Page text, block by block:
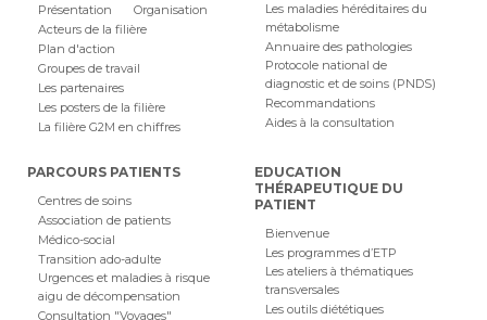
Présentation
Organisation
Acteurs de la filière
Plan d'action
Groupes de travail
Les partenaires
Les posters de la filière
La filière G2M en chiffres
Les maladies héréditaires du
métabolisme
Annuaire des pathologies
Protocole national de
diagnostic et de soins (PNDS)
Recommandations
Aides à la consultation
PARCOURS PATIENTS
Centres de soins
Association de patients
Médico-social
Transition ado-adulte
Urgences et maladies à risque
aigu de décompensation
Consultation "Voyages"
EDUCATION
THÉRAPEUTIQUE DU
PATIENT
Bienvenue
Les programmes d’ETP
Les ateliers à thématiques
transversales
Les outils diététiques